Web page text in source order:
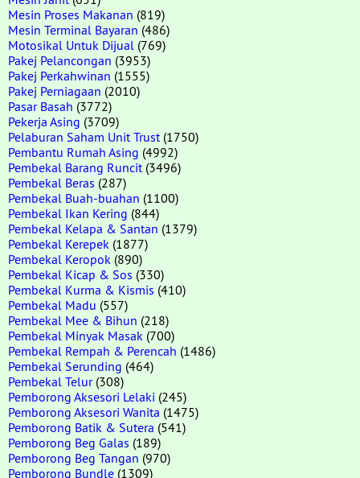
Mesin Proses Makanan (819)
Mesin Terminal Bayaran (486)
Motosikal Untuk Dijual (769)
Pakej Pelancongan (3953)
Pakej Perkahwinan (1555)
Pakej Perniagaan (2010)
Pasar Basah (3772)
Pekerja Asing (3709)
Pelaburan Saham Unit Trust (1750)
Pembantu Rumah Asing (4992)
Pembekal Barang Runcit (3496)
Pembekal Beras (287)
Pembekal Buah-buahan (1100)
Pembekal Ikan Kering (844)
Pembekal Kelapa & Santan (1379)
Pembekal Kerepek (1877)
Pembekal Keropok (890)
Pembekal Kicap & Sos (330)
Pembekal Kurma & Kismis (410)
Pembekal Madu (557)
Pembekal Mee & Bihun (218)
Pembekal Minyak Masak (700)
Pembekal Rempah & Perencah (1486)
Pembekal Serunding (464)
Pembekal Telur(308)
Pemborong Aksesori Lelaki (245)
Pemborong Aksesori Wanita (1475)
Pemborong Batik & Sutera (541)
Pemborong Beg Galas (189)
Pemborong Beg Tangan (970)
Pemborong Bundle (1309)